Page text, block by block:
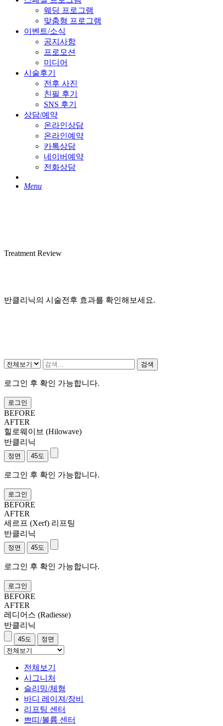
웨딩 프로그램
맞춤형 프로그램
이벤트/소식
공지사항
프로모션
미디어
시술후기
전후 사진
친필 후기
SNS 후기
상담/예약
온라인상담
온라인예약
카톡상담
네이버예약
전화상담
Menu
Treatment Review
반클리닉의 시술전후 효과를 확인해보세요.
검색
로그인 후 확인 가능합니다.
로그인
BEFORE
AFTER
힐로웨이브 (Hilowave)
반클리닉
로그인 후 확인 가능합니다.
로그인
BEFORE
AFTER
세르프 (Xerf) 리프팅
반클리닉
로그인 후 확인 가능합니다.
로그인
BEFORE
AFTER
레디어스 (Radiesse)
반클리닉
전체보기
시그니처
슬리밍/체형
바디 레이져/장비
리프팅 센터
쁘띠/볼륨 센터